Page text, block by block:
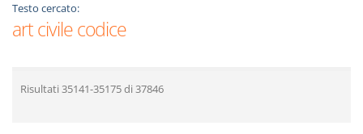
Testo cercato:
art civile codice
Risultati 35141-35175di 37846